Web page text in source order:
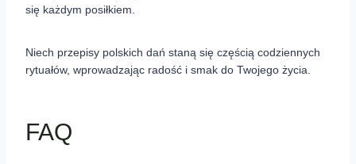
się każdym posiłkiem.
Niech przepisy polskich dań staną się częścią codziennych
rytuałów, wprowadzając radość i smak do Twojego życia.
FAQ